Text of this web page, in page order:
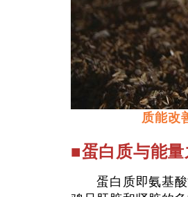
质能改
■蛋白质与能
蛋白质即氨基酸